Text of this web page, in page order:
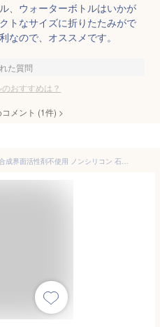
、ウォーターボトルはいかが
トなサイズに折りたたみがで
なので、オススメです。
た質問
おすすめは？
メント (1件) >
虎竹の里 竹炭シャンプー 500ml 合成界面活性剤不使用 ノンシリコン 石鹸シャンプー スカルプケア ダメージケア 無香料 敏感肌 湿疹 アレルギー 脂性肌 保湿 国産 日本製